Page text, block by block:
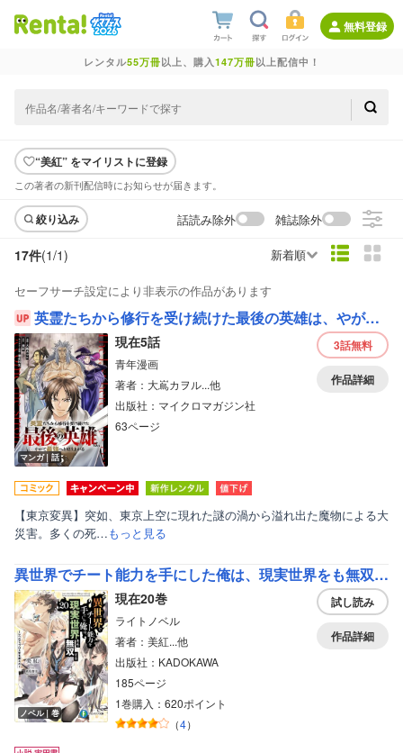
無料登録
レンタル55万冊以上、購入147万冊以上配信中！
“美紅” をマイリストに登録
この著者の新刊配信時にお知らせが届きます。
絞り込み 話読み除外 雑誌除外
17件(1/1) 新着順
セーフサーチ設定により非表示の作品があります
英霊たちから修行を受け続けた最後の英雄は、やがて最強へと成り上がる 【単話版】
マンガ｜話
現在5話
青年漫画
著者：大嶌カヲル...他
出版社：マイクロマガジン社
63ページ
3話無料
作品詳細
【東京変異】突如、東京上空に現れた謎の渦から溢れ出た魔物による大
災害。多くの死…もっと見る
異世界でチート能力を手にした俺は、現実世界をも無双する
ノベル｜巻
現在20巻
ライトノベル
著者：美紅...他
出版社：KADOKAWA
185ページ
1巻購入：620ポイント
（4）
試し読み
作品詳細